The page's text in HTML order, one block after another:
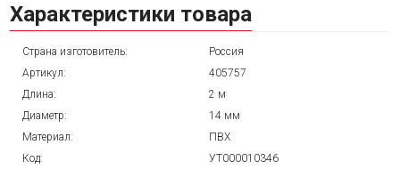
Характеристики товара
Страна изготовитель:
Россия
Артикул:
405757
Длина:
2 м
Диаметр:
14 мм
Материал:
ПВХ
Код:
УТ000010346